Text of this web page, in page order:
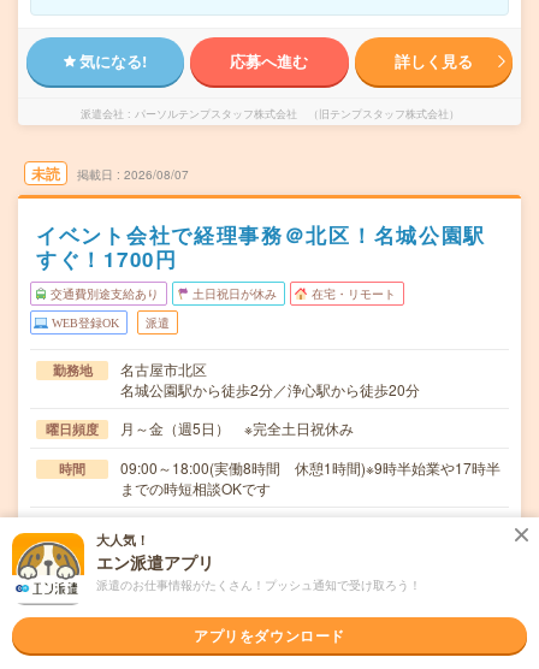
気になる! 応募へ進む 詳しく見る
派遣会社 パーソルテンプスタッフ株式会社 （旧テンプスタッフ株式会社）
未読 掲載日 2026/08/07
イベント会社で経理事務＠北区！名城公園駅
すぐ！1700円
交通費別途支給あり 土日祝日が休み 在宅・リモート
WEB登録OK 派遣
勤務地
名古屋市北区
名城公園駅から徒歩2分／浄心駅から徒歩20分
曜日頻度 月～金（週5日） ※完全土日祝休み
時間
09:00～18:00(実働8時間 休憩1時間)※9時半始業や17時半
までの時短相談OKです
時給 時給1700円 月収例 272,000円
大人気！
エン派遣アプリ
派遣のお仕事情報がたくさん！プッシュ通知で受け取ろう！
アプリをダウンロード